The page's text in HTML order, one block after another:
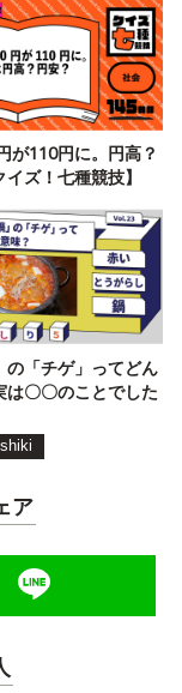
が110円に。円高？
ズ！七種競技】
の「チゲ」ってどん
は〇〇のことでした
ア